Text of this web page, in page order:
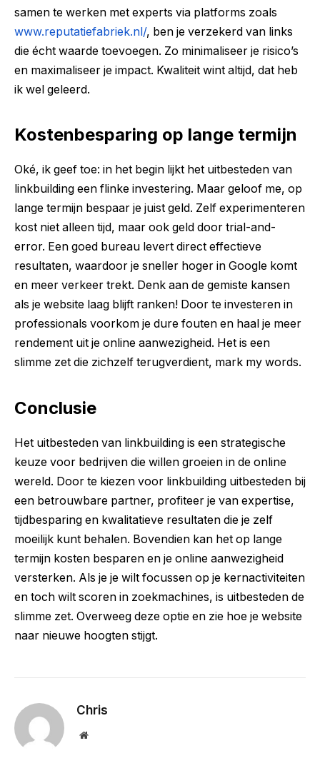
samen te werken met experts via platforms zoals
www.reputatiefabriek.nl/, ben je verzekerd van links
die écht waarde toevoegen. Zo minimaliseer je risico’s
en maximaliseer je impact. Kwaliteit wint altijd, dat heb
ik wel geleerd.
Kostenbesparing op lange termijn
Oké, ik geef toe: in het begin lijkt het uitbesteden van
linkbuilding een flinke investering. Maar geloof me, op
lange termijn bespaar je juist geld. Zelf experimenteren
kost niet alleen tijd, maar ook geld door trial-and-
error. Een goed bureau levert direct effectieve
resultaten, waardoor je sneller hoger in Google komt
en meer verkeer trekt. Denk aan de gemiste kansen
als je website laag blijft ranken! Door te investeren in
professionals voorkom je dure fouten en haal je meer
rendement uit je online aanwezigheid. Het is een
slimme zet die zichzelf terugverdient, mark my words.
Conclusie
Het uitbesteden van linkbuilding is een strategische
keuze voor bedrijven die willen groeien in de online
wereld. Door te kiezen voor linkbuilding uitbesteden bij
een betrouwbare partner, profiteer je van expertise,
tijdbesparing en kwalitatieve resultaten die je zelf
moeilijk kunt behalen. Bovendien kan het op lange
termijn kosten besparen en je online aanwezigheid
versterken. Als je je wilt focussen op je kernactiviteiten
en toch wilt scoren in zoekmachines, is uitbesteden de
slimme zet. Overweeg deze optie en zie hoe je website
naar nieuwe hoogten stijgt.
Chris
Website